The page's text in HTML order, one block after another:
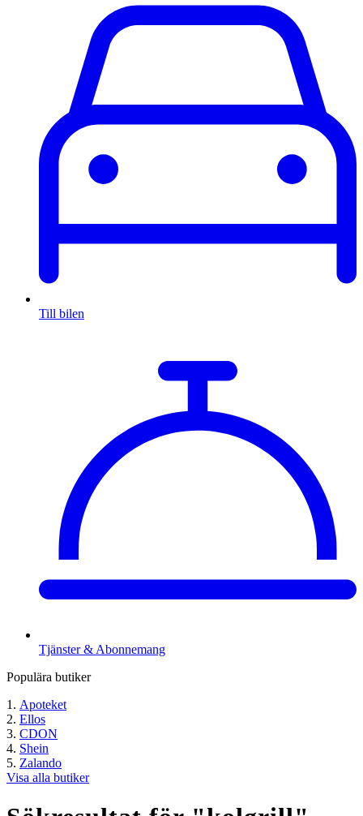
Till bilen
Tjänster & Abonnemang
Populära butiker
Apoteket
Ellos
CDON
Shein
Zalando
Visa alla butiker